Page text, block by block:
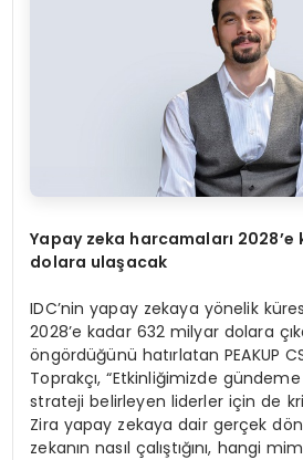
Yapay zeka harcamaları 2028’e
dolara ulaşacak
IDC’nin yapay zekaya yönelik
2028’e kadar 632 milyar dolara
öngördüğünü hatırlatan PEAKUP
Toprakçı, “Etkinliğimizde gündeme
strateji belirleyen liderler için de
Zira yapay zekaya dair gerçek
zekanın nasıl çalıştığını, hangi